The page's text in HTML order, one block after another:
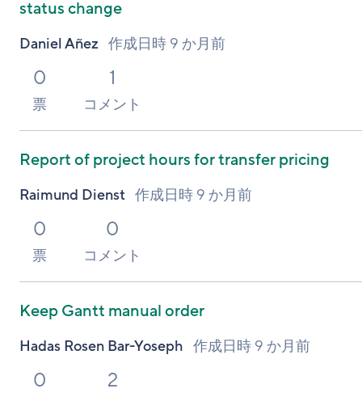
status change
Daniel Añez 作成日時 9 か月前
0
票
1
コメント
Report of project hours for transfer pricing
Raimund Dienst 作成日時 9 か月前
0
票
0
コメント
Keep Gantt manual order
Hadas Rosen Bar-Yoseph 作成日時 9 か月前
0 2